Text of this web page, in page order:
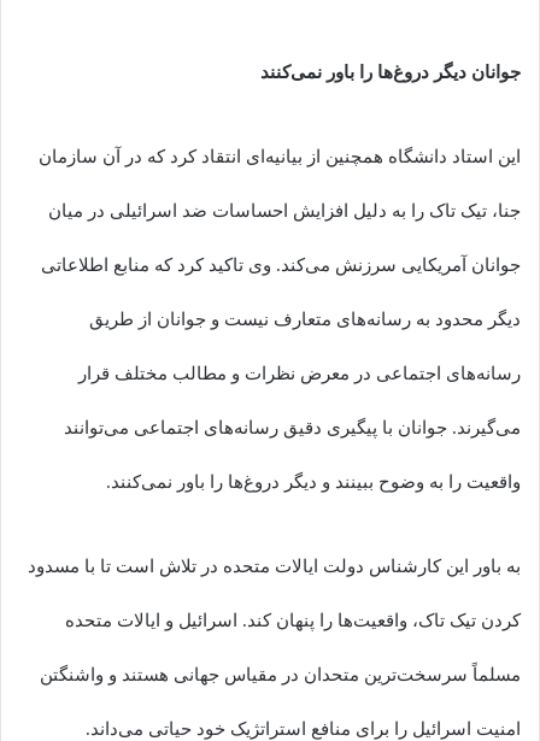
جوانان دیگر دروغ‌ها را باور نمی‌کنند
این استاد دانشگاه همچنین از بیانیه‌ای انتقاد کرد که در آن سازمان
جنا، تیک تاک را به دلیل افزایش احساسات ضد اسرائیلی در میان
جوانان آمریکایی سرزنش می‌کند. وی تاکید کرد که منابع اطلاعاتی
دیگر محدود به رسانه‌های متعارف نیست و جوانان از طریق
رسانه‌های اجتماعی در معرض نظرات و مطالب مختلف قرار
می‌گیرند. جوانان با پیگیری دقیق رسانه‌های اجتماعی می‌توانند
واقعیت را به وضوح ببینند و دیگر دروغ‌ها را باور نمی‌کنند.
به باور این کارشناس دولت ایالات متحده در تلاش است تا با مسدود
کردن تیک تاک، واقعیت‌ها را پنهان کند. اسرائیل و ایالات متحده
مسلماً سرسخت‌ترین متحدان در مقیاس جهانی هستند و واشنگتن
امنیت اسرائیل را برای منافع استراتژیک خود حیاتی می‌داند.